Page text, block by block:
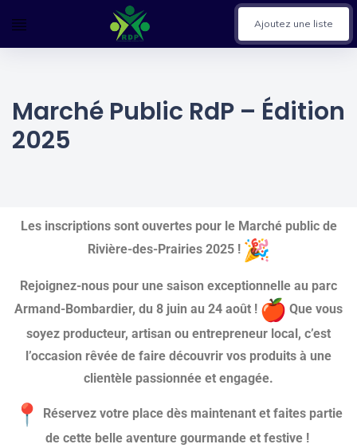
Ajoutez une liste
Marché Public RdP – Édition
2025
Les inscriptions sont ouvertes pour le Marché public de
Rivière-des-Prairies 2025 !
Rejoignez-nous pour une saison exceptionnelle au parc
Armand-Bombardier, du 8 juin au 24 août !
Que vous
soyez producteur, artisan ou entrepreneur local, c’est
l’occasion rêvée de faire découvrir vos produits à une
clientèle passionnée et engagée.
Réservez votre place dès maintenant et faites partie
de cette belle aventure gourmande et festive !